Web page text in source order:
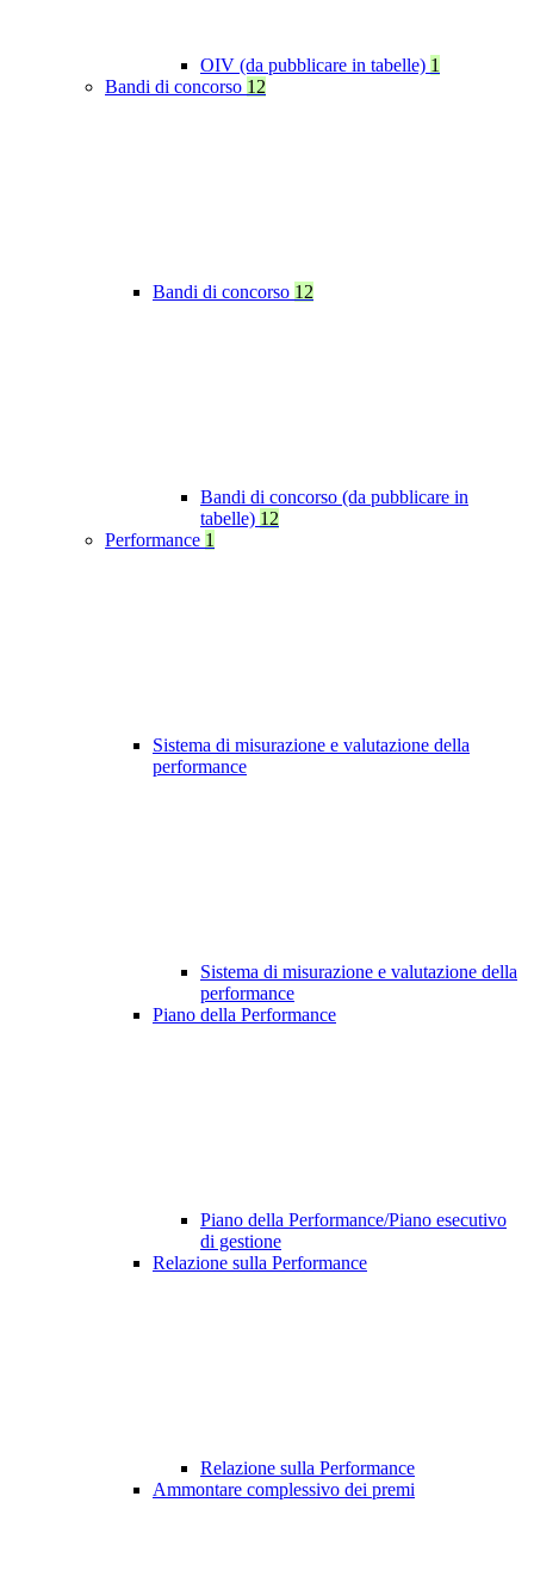
OIV (da pubblicare in tabelle) 1
Bandi di concorso 12
Bandi di concorso 12
Bandi di concorso (da pubblicare in
tabelle) 12
Performance 1
Sistema di misurazione e valutazione della
performance
Sistema di misurazione e valutazione della
performance
Piano della Performance
Piano della Performance/Piano esecutivo
di gestione
Relazione sulla Performance
Relazione sulla Performance
Ammontare complessivo dei premi